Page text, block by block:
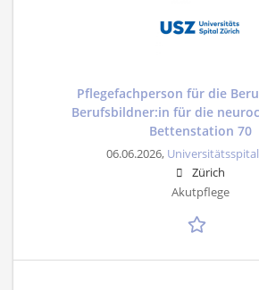
Pflegefachperson für die
Berufsbildner:in für die
Bettenstation 70
06.06.2026,
Zürich
Akutpflege